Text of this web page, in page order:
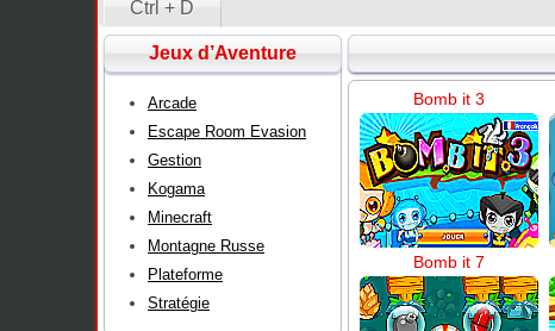
Ctrl + D
Bomb it 3
Bomb it 7
Jeux d’Aventure
Arcade
Escape Room Evasion
Gestion
Kogama
Minecraft
Montagne Russe
Plateforme
Stratégie